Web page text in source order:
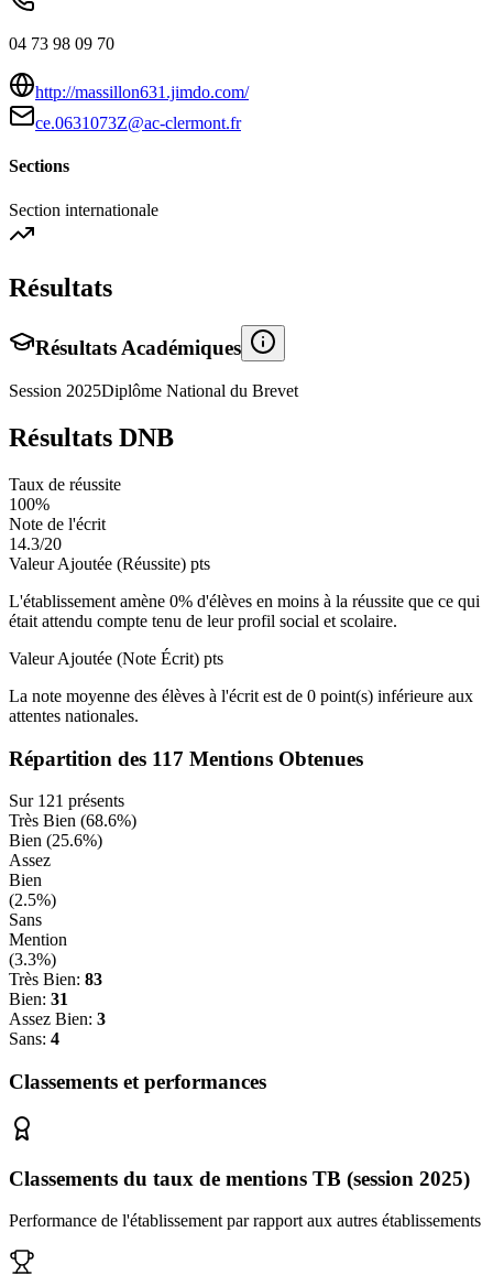
04 73 98 09 70
http://massillon631.jimdo.com/
ce.0631073Z@ac-clermont.fr
Sections
Section internationale
Résultats
Résultats Académiques
Session 2025Diplôme National du Brevet
Résultats DNB
Taux de réussite
100%
Note de l'écrit
14.3/20
Valeur Ajoutée (Réussite) pts
L'établissement amène 0% d'élèves en moins à la réussite que ce qui
était attendu compte tenu de leur profil social et scolaire.
Valeur Ajoutée (Note Écrit) pts
La note moyenne des élèves à l'écrit est de 0 point(s) inférieure aux
attentes nationales.
Répartition des 117 Mentions Obtenues
Sur 121 présents
Très Bien (68.6%)
Bien (25.6%)
Assez
Bien
(2.5%)
Sans
Mention
(3.3%)
Très Bien: 83
Bien: 31
Assez Bien: 3
Sans: 4
Classements et performances
Classements du taux de mentions TB (session 2025)
Performance de l'établissement par rapport aux autres établissements